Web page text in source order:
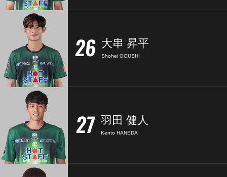
26 大串 昇平
Shohei OGUSHI
27 羽田 健人
Kento HANEDA